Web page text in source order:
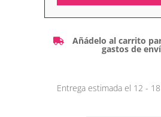
Añádelo al carrito
gastos de
Entrega estimada el 12 -